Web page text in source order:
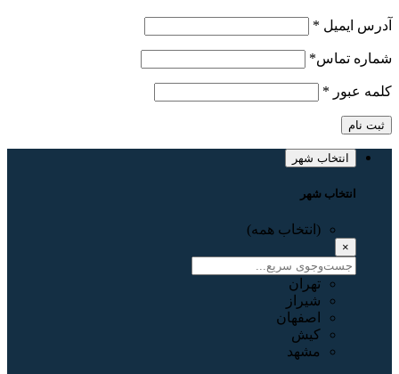
آدرس ایمیل *
شماره تماس*
کلمه عبور *
ثبت نام
انتخاب شهر
انتخاب شهر
(انتخاب همه)
×
تهران
شیراز
اصفهان
کیش
مشهد